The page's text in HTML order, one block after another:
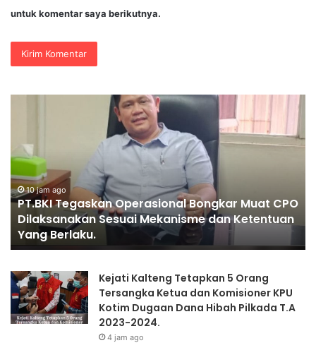
untuk komentar saya berikutnya.
KAPOLRI”KOMPETENSI
PRESIDEN”
17 jam ago
PENGGANTIAN KAPOLRI”KOMPETENSI ABSOLUT
PRESIDEN”
II
Kejati Kalteng Tetapkan 5 Orang
Tersangka Ketua dan Komisioner KPU
Kotim Dugaan Dana Hibah Pilkada T.A
2023-2024.
4 jam ago